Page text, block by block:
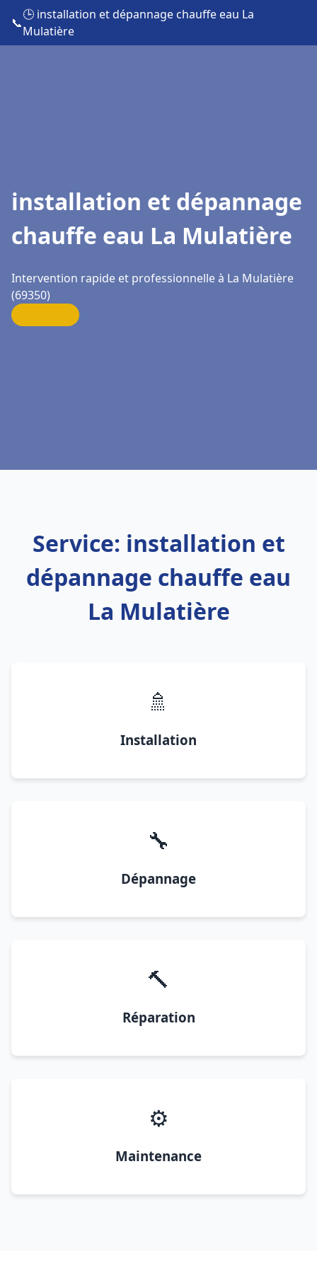
📞
🕒 installation et dépannage chauffe eau La
Mulatière
installation et dépannage
chauffe eau La Mulatière
Intervention rapide et professionnelle à La Mulatière
(69350)
Service: installation et
dépannage chauffe eau
La Mulatière
🚿
Installation
🔧
Dépannage
🔨
Réparation
⚙️
Maintenance